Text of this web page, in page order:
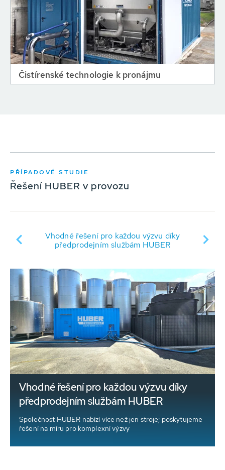
Čistírenské technologie k pronájmu
PŘÍPADOVÉ STUDIE
Řešení HUBER v provozu
Vhodné řešení pro každou výzvu díky
předprodejním službám HUBER
Vhodné řešení pro každou výzvu díky
předprodejním službám HUBER
Společnost HUBER nabízí více než jen stroje; poskytujeme
řešení na míru pro komplexní výzvy